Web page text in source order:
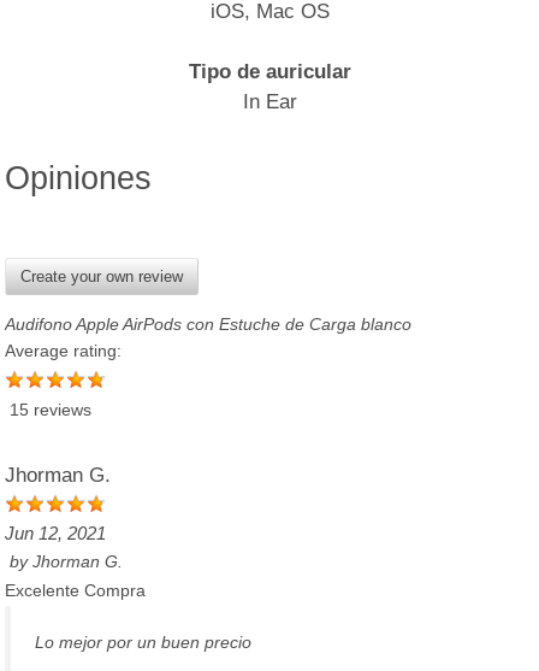
iOS, Mac OS
Tipo de auricular
In Ear
Opiniones
Create your own review
Audifono Apple AirPods con Estuche de Carga blanco
Average rating:
15 reviews
Jhorman G.
Jun 12, 2021
byJhorman G.
Excelente Compra
Lo mejor por un buen precio